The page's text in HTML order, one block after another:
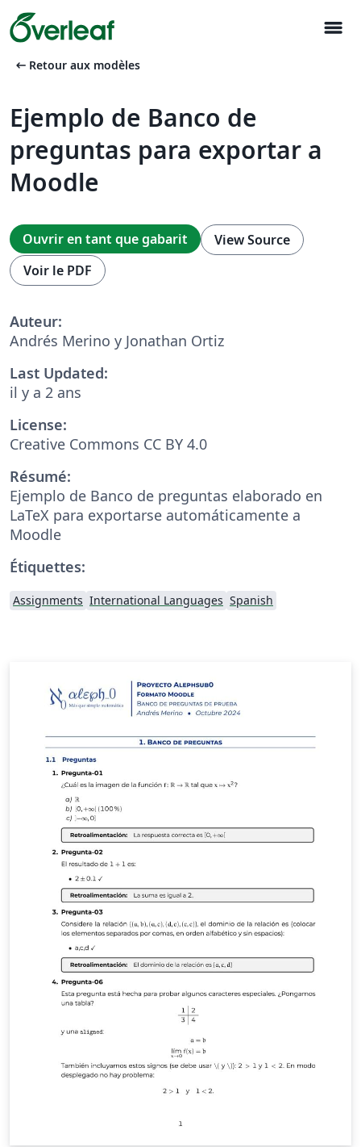
menu
arrow_left_alt Retour aux modèles
Ejemplo de Banco de
preguntas para exportar a
Moodle
Ouvrir en tant que gabarit
View Source
Voir le PDF
Auteur:
Andrés Merino y Jonathan Ortiz
Last Updated:
il y a 2 ans
License:
Creative Commons CC BY 4.0
Résumé:
Ejemplo de Banco de preguntas elaborado en
LaTeX para exportarse automáticamente a
Moodle
Étiquettes:
Assignments International Languages Spanish